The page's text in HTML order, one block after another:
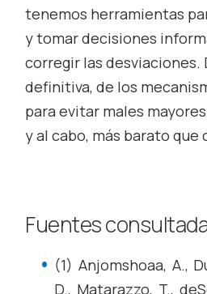
tenemos herramientas
y tomar decisiones
corregir las desviaciones.
definitiva, de los
para evitar males
y al cabo, más barato que
Fuentes
(1) Anjomshoaa, A.,
D., Matarazzo, T.,